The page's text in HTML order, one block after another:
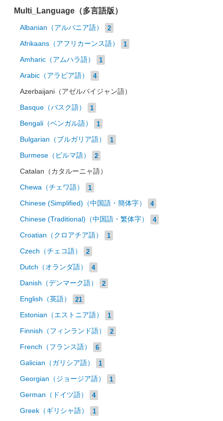
Multi_Language（多言語版）
Albanian（アルバニア語） 2
Afrikaans（アフリカーンス語） 1
Amharic（アムハラ語） 1
Arabic（アラビア語） 4
Azerbaijani（アゼルバイジャン語）
Basque（バスク語） 1
Bengali（ベンガル語） 1
Bulgarian（ブルガリア語） 1
Burmese（ビルマ語） 2
Catalan（カタルーニャ語）
Chewa（チェワ語） 1
Chinese (Simplified)（中国語・簡体字） 4
Chinese (Traditional)（中国語・繁体字） 4
Croatian（クロアチア語） 1
Czech（チェコ語） 2
Dutch（オランダ語） 4
Danish（デンマーク語） 2
English（英語） 21
Estonian（エストニア語） 1
Finnish（フィンランド語） 2
French（フランス語） 6
Galician（ガリシア語） 1
Georgian（ジョージア語） 1
German（ドイツ語） 4
Greek（ギリシャ語） 1